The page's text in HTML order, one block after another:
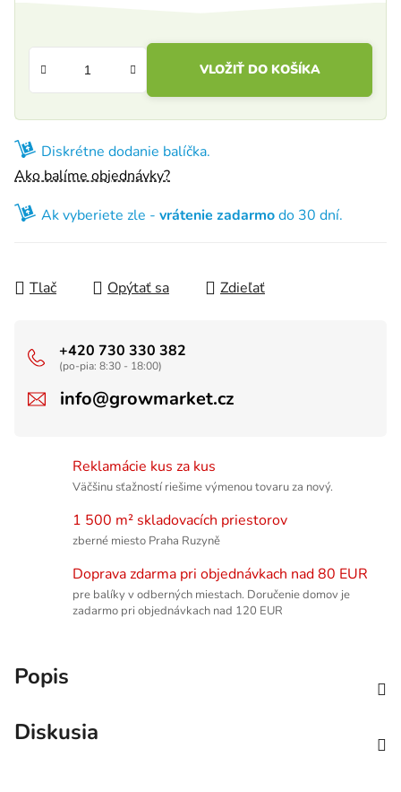
VLOŽIŤ DO KOŠÍKA
Diskrétne dodanie balíčka.
Ako balíme objednávky?
Ak vyberiete zle - vrátenie zadarmodo 30 dní.
Tlač Opýtať sa Zdieľať
+420 730 330 382
(po-pia: 8:30 - 18:00)
info@growmarket.cz
Reklamácie kus za kus
Väčšinu sťažností riešime výmenou tovaru za nový.
1 500 m² skladovacích priestorov
zberné miesto Praha Ruzyně
Doprava zdarma pri objednávkach nad 80 EUR
pre balíky v odberných miestach. Doručenie domov je
zadarmo pri objednávkach nad 120 EUR
Popis
Diskusia